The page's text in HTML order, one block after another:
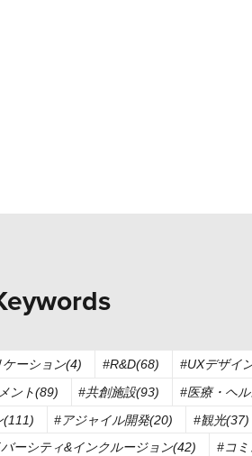
ーション(4) #R&D(68) #UXデザイ
ント(89) #共創施設(93) #医療・ヘ
(111) #アジャイル開発(20) #観光(37)
ーシティ&インクルージョン(42) #コ